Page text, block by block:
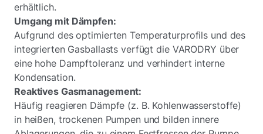
erhältlich.
Umgang mit Dämpfen:
Aufgrund des optimierten Temperaturprofils und des
integrierten Gasballasts verfügt die VARODRY über
eine hohe Dampftoleranz und verhindert interne
Kondensation.
Reaktives Gasmanagement:
Häufig reagieren Dämpfe (z. B. Kohlenwasserstoffe)
in heißen, trockenen Pumpen und bilden innere